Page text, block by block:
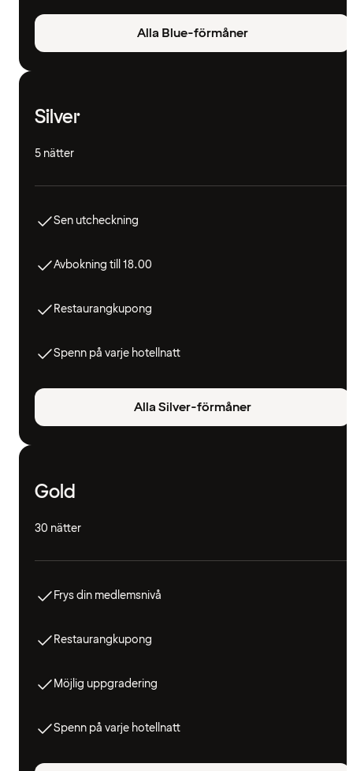
Alla Blue-förmåner
Silver
5 nätter
Sen utcheckning
Avbokning till 18.00
Restaurangkupong
Spenn på varje hotellnatt
Alla Silver-förmåner
Gold
30 nätter
Frys din medlemsnivå
Restaurangkupong
Möjlig uppgradering
Spenn på varje hotellnatt